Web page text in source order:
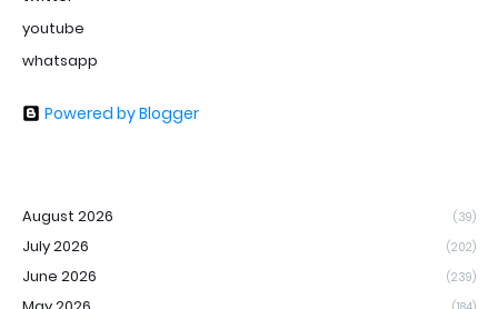
youtube
whatsapp
Powered by Blogger
August 2026 (39)
July 2026 (202)
June 2026 (239)